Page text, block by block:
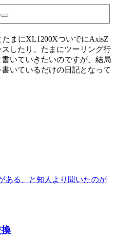
たまにXL1200XついでにAxisZ
したり、たまにツーリング行
いていきたいのですが、結局
いているだけの日記となって
ある、と知人より聞いたのが